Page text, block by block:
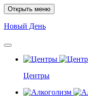
Открыть меню
Новый День
Центры